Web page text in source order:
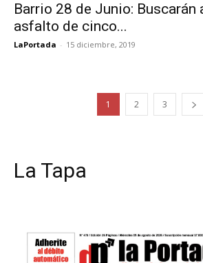
Barrio 28 de Junio: Buscarán
asfalto de cinco...
LaPortada - 15 diciembre, 2019
1 2 3
La Tapa